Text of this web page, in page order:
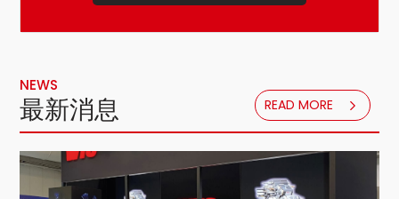
最新消息
NEWS
READ MORE